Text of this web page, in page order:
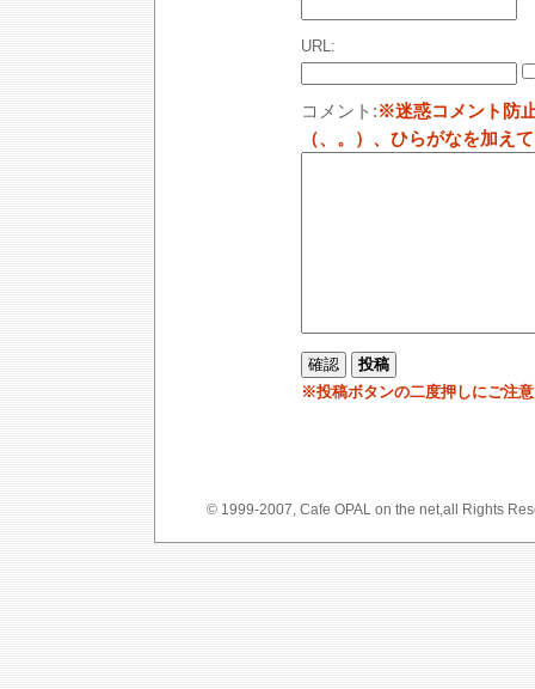
URL:
コメント:※迷惑コメント防
（、。）、ひらがなを加え
※投稿ボタンの二度押しにご注
© 1999-2007, Cafe OPAL on the net,all Rights